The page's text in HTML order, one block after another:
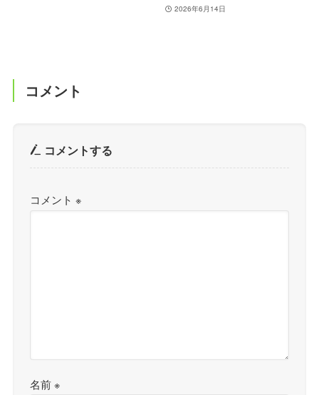
2026年6月14日
コメント
コメントする
コメント※
名前※